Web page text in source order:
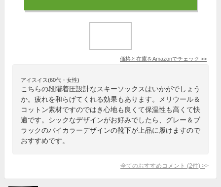
価格と在庫をAmazonでチェック >>
アイスイス(60代・女性)
こちらの段階着圧設計なスキーソックスはいかがでしょう
か。疲れを和らげてくれる効果もあります。メリウール＆
コットン素材ですのではき心地も良くて保温性も高くて快
適です。シックなデザインがお好みでしたら、グレー＆ブ
ラックのバイカラーデザインの靴下が上品に履けますので
おすすめです。
全てのおすすめコメント (2件) >